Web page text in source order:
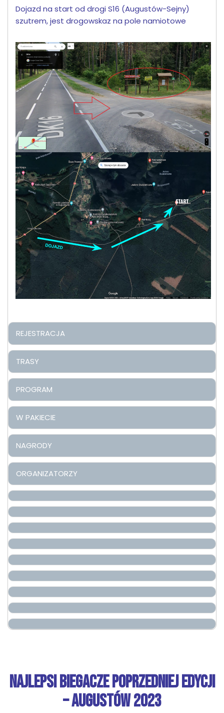
Dojazd na start od drogi S16 (Augustów-Sejny)
szutrem, jest drogowskaz na pole namiotowe
REJESTRACJA
TRASY
PROGRAM
W PAKIECIE
NAGRODY
ORGANIZATORZY
NAJLEPSI BIEGACZE POPRZEDNIEJ EDYCJI
– AUGUSTÓW 2023